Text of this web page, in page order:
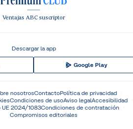
Ventajas ABC suscriptor
Descargar la app
Google Play
nosotrosContactoPolítica de privacidad
Condiciones de usoAviso legalAccesibilidad
UE 2024/1083Condiciones de contratación
Compromisos editoriales